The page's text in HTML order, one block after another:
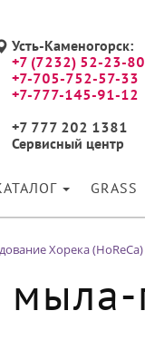
Усть-Каменогорск:
+7 (7232) 52-23-80
+7-705-752-57-33
+7-777-145-91-12
+7 777 202 1381
Сервисный центр
GRASS
Хорека